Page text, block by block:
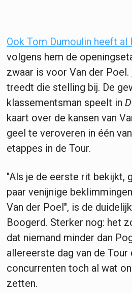
Ook Tom Dumoulin heeft al
volgens hem de
zwaar is voor Van der Poel.
treedt die stelling bij. De
klassementsman speelt in
kaart over de kansen van
geel te veroveren in één
etappes in de Tour.
"Als je de eerste rit bekijkt,
paar venijnige
Van der Poel", is de
Boogerd. Sterker nog: het
dat niemand minder dan
allereerste dag van de Tour
concurrenten toch al wat
zetten.